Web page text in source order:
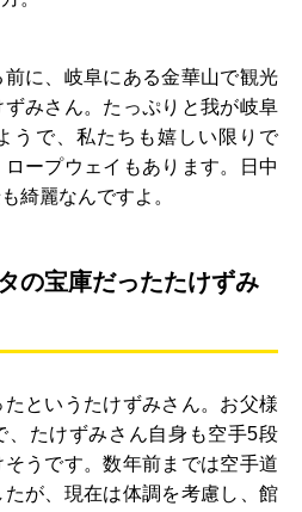
に、岐阜にある金華山で観光
みさん。たっぷりと我が岐阜
うで、私たちも嬉しい限りで
ープウェイもあります。日中
綺麗なんですよ。
の宝庫だったたけずみ
というたけずみさん。お父様
、たけずみさん自身も空手5段
うです。数年前までは空手道
が、現在は体調を考慮し、館